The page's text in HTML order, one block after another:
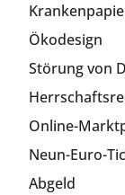
Ökodesign
Störung von
Online-
Neun-Euro-
Abgeld